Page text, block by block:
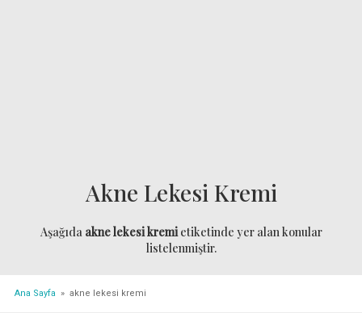
Akne Lekesi Kremi
Aşağıda akne lekesi kremietiketinde yer alan konular
listelenmiştir.
Ana Sayfa » akne lekesi kremi